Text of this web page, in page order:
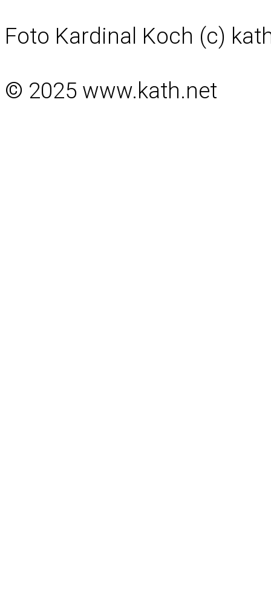
Foto Kardinal Koch (c)
© 2025 www.kath.net